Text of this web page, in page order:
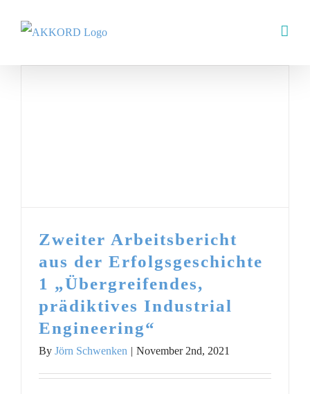
Zweiter Arbeitsbericht
aus der Erfolgsgeschichte
1 „Übergreifendes,
prädiktives Industrial
Engineering“
By Jörn Schwenken | November 2nd, 2021